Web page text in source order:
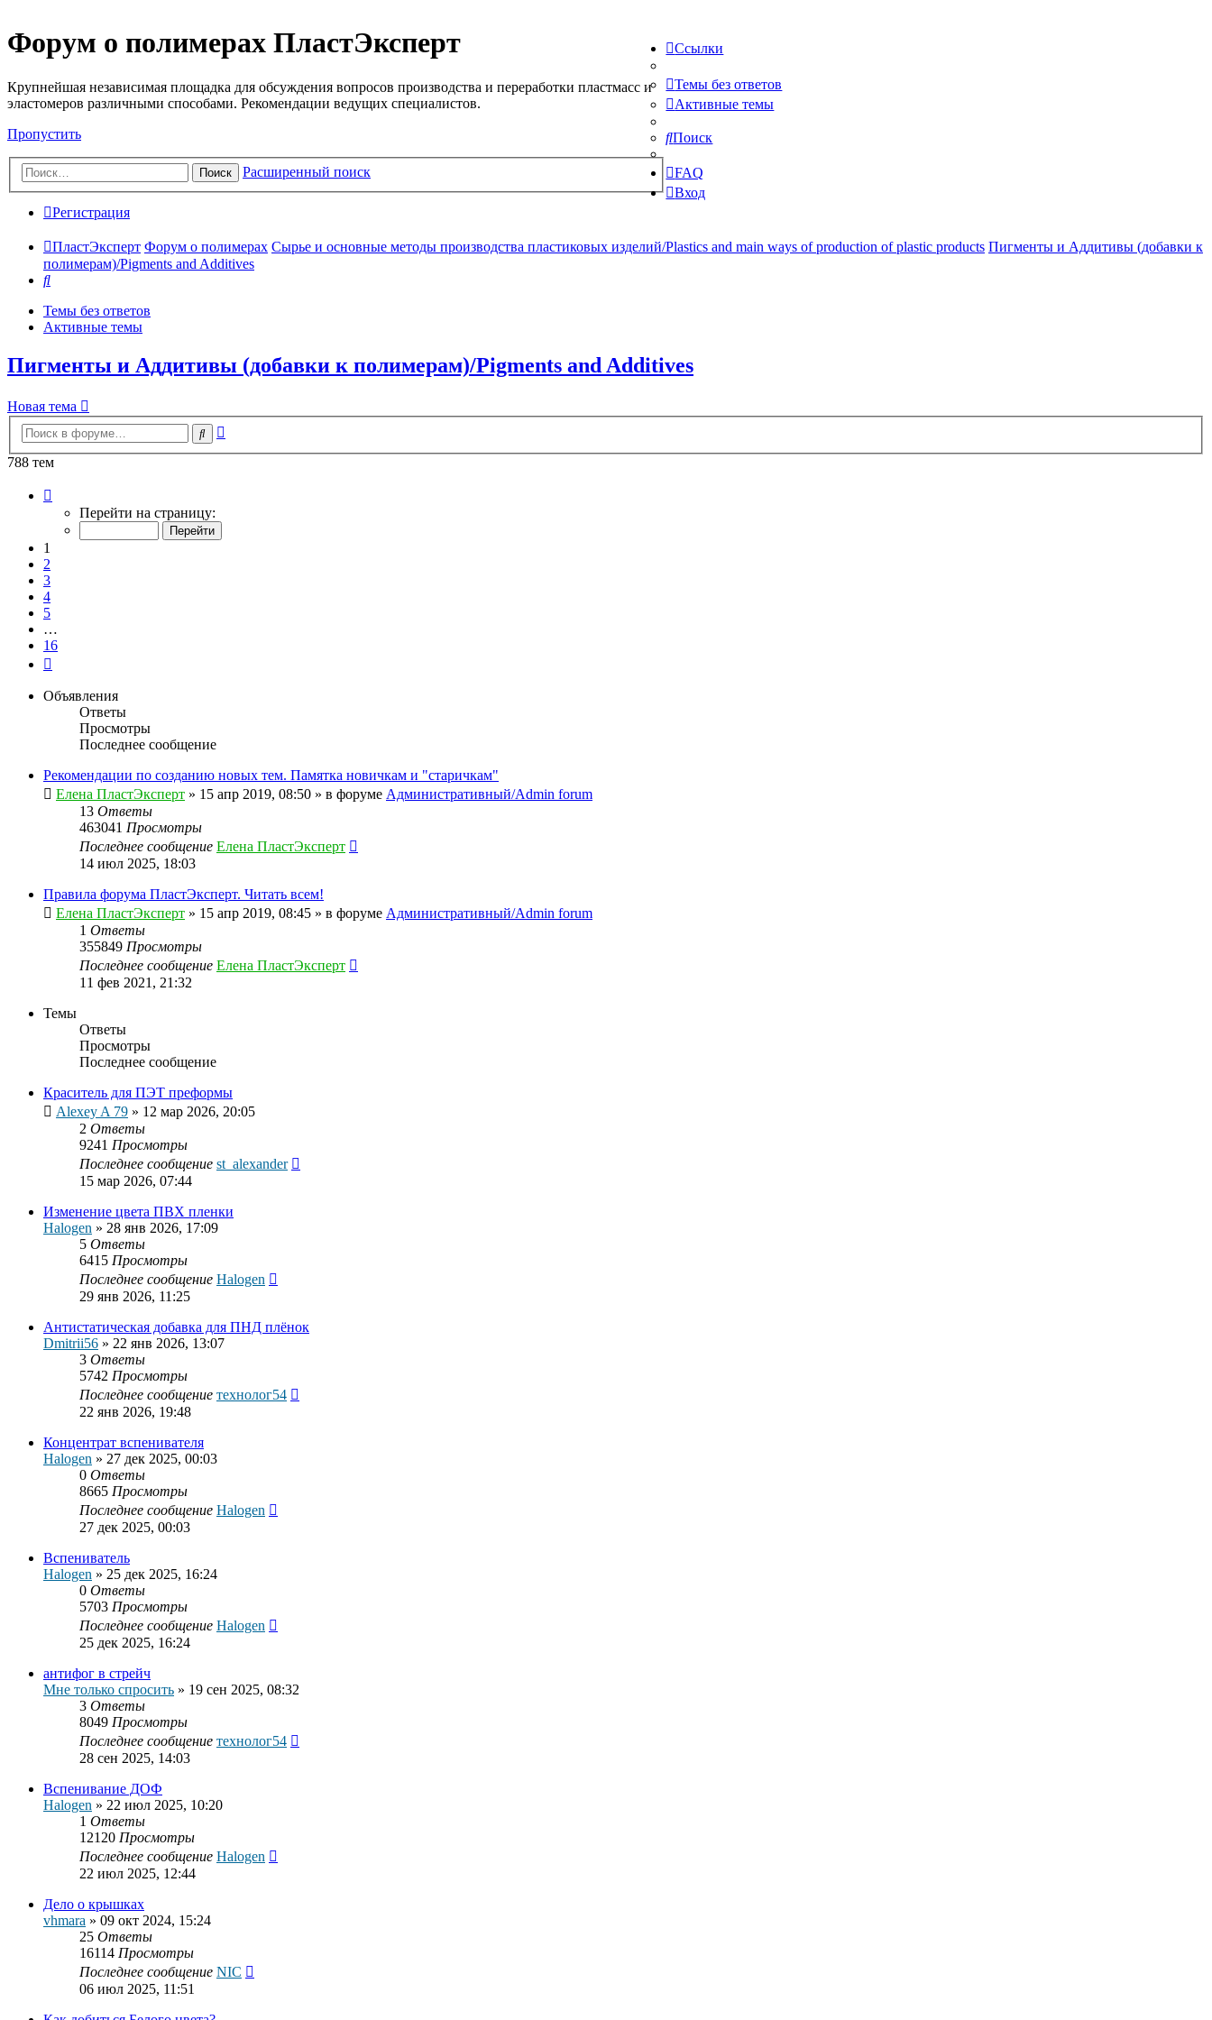
Форум о полимерах ПластЭксперт
Крупнейшая независимая площадка для обсуждения вопросов производства и переработки пластмасс и
эластомеров различными способами. Рекомендации ведущих специалистов.
Пропустить
Поиск Расширенный поиск
Ссылки
Темы без ответов
Активные темы
Поиск
FAQ
Вход
Регистрация
ПластЭксперт Форум о полимерах Сырье и основные методы производства пластиковых изделий/Plastics and main ways of production of plastic products Пигменты и Аддитивы (добавки к
полимерам)/Pigments and Additives
Поиск
Темы без ответов
Активные темы
Пигменты и Аддитивы (добавки к полимерам)/Pigments and Additives
Новая тема
Поиск
788 тем
Перейти на страницу:
1
2
3
4
5
…
16
Объявления
Ответы
Просмотры
Последнее сообщение
Рекомендации по созданию новых тем. Памятка новичкам и "старичкам"
Елена ПластЭксперт » 15 апр 2019, 08:50 » в форуме Административный/Admin forum
13 Ответы
463041 Просмотры
Последнее сообщение Елена ПластЭксперт
14 июл 2025, 18:03
Правила форума ПластЭксперт. Читать всем!
Елена ПластЭксперт » 15 апр 2019, 08:45 » в форуме Административный/Admin forum
1 Ответы
355849 Просмотры
Последнее сообщение Елена ПластЭксперт
11 фев 2021, 21:32
Темы
Ответы
Просмотры
Последнее сообщение
Краситель для ПЭТ преформы
Alexey A 79 » 12 мар 2026, 20:05
2 Ответы
9241 Просмотры
Последнее сообщение st_alexander
15 мар 2026, 07:44
Изменение цвета ПВХ пленки
Halogen » 28 янв 2026, 17:09
5 Ответы
6415 Просмотры
Последнее сообщение Halogen
29 янв 2026, 11:25
Антистатическая добавка для ПНД плёнок
Dmitrii56 » 22 янв 2026, 13:07
3 Ответы
5742 Просмотры
Последнее сообщение технолог54
22 янв 2026, 19:48
Концентрат вспенивателя
Halogen » 27 дек 2025, 00:03
0 Ответы
8665 Просмотры
Последнее сообщение Halogen
27 дек 2025, 00:03
Вспениватель
Halogen » 25 дек 2025, 16:24
0 Ответы
5703 Просмотры
Последнее сообщение Halogen
25 дек 2025, 16:24
антифог в стрейч
Мне только спросить » 19 сен 2025, 08:32
3 Ответы
8049 Просмотры
Последнее сообщение технолог54
28 сен 2025, 14:03
Вспенивание ДОФ
Halogen » 22 июл 2025, 10:20
1 Ответы
12120 Просмотры
Последнее сообщение Halogen
22 июл 2025, 12:44
Дело о крышках
vhmara » 09 окт 2024, 15:24
25 Ответы
16114 Просмотры
Последнее сообщение NIC
06 июл 2025, 11:51